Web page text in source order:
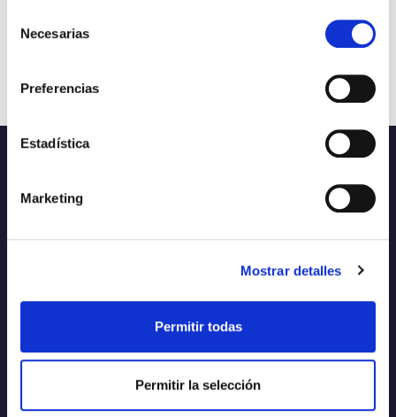
Necesarias
Preferencias
Estadística
Marketing
Mostrar detalles
Permitir todas
Permitir la selección
Impulsamos las nuevas
demanda la sociedad
Ver más